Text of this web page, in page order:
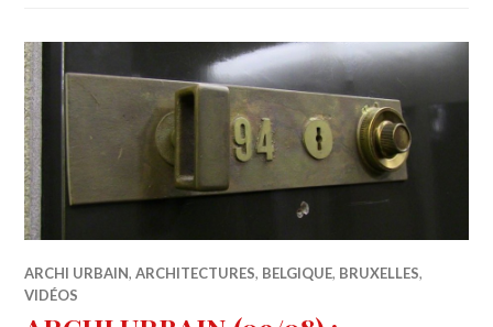
ARCHI URBAIN,ARCHITECTURES, BELGIQUE, BRUXELLES,
VIDÉOS